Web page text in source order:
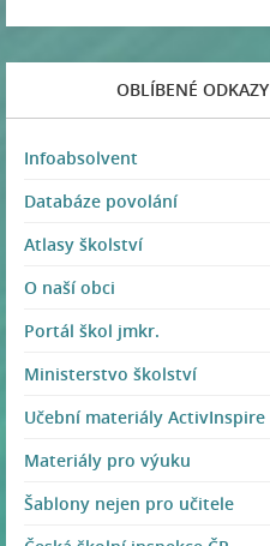
OBLÍBENÉ ODKAZY
Infoabsolvent
Databáze povolání
Atlasy školství
O naší obci
Portál škol jmkr.
Ministerstvo školství
Učební materiály ActivInspire
Materiály pro výuku
Šablony nejen pro učitele